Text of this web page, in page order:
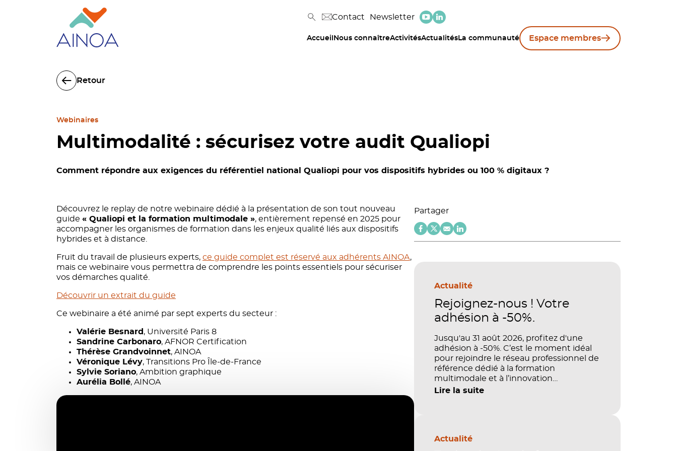
Contact Newsletter
Accueil Nous connaîtreActivitésActualités La communauté Espace membres
Retour
Webinaires
Multimodalité : sécurisez votre audit Qualiopi
Comment répondre aux exigences du référentiel national Qualiopi pour vos dispositifs hybrides ou 100 % digitaux ?
Découvrez le replay de notre webinaire dédié à la présentation de son tout nouveau
guide « Qualiopi et la formation multimodale », entièrement repensé en 2025 pour
accompagner les organismes de formation dans les enjeux qualité liés aux dispositifs
hybrides et à distance.
Fruit du travail de plusieurs experts, ce guide complet est réservé aux adhérents AINOA,
mais ce webinaire vous permettra de comprendre les points essentiels pour sécuriser
vos démarches qualité.
Découvrir un extrait du guide
Ce webinaire a été animé par sept experts du secteur :
Valérie Besnard , Université Paris 8
Sandrine Carbonaro, AFNOR Certification
Thérèse Grandvoinnet, AINOA
Véronique Lévy, Transitions Pro Île-de-France
Sylvie Soriano, Ambition graphique
Aurélia Bollé, AINOA
Partager
Actualité
Rejoignez-nous ! Votre
adhésion à -50%.
Jusqu'au 31 août 2026, profitez d'une
adhésion à -50%. C’est le moment idéal
pour rejoindre le réseau professionnel de
référence dédié à la formation
multimodale et à l’innovation
pédagogique.
Lire la suite
Actualité